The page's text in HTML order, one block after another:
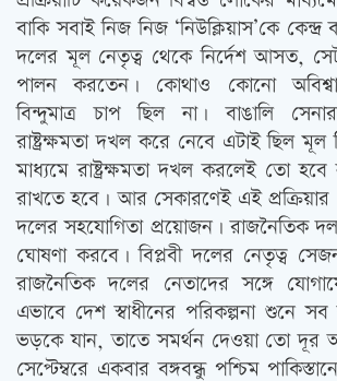
বাকি সবাই নিজ নিজ ‘নিউক্লিয়াস’কে
দলের মূল নেতৃত্ব থেকে নির্দেশ আসত,
পালন করতেন। কোথাও কোনো
বিন্দুমাত্র চাপ ছিল না। বাঙালি
রাষ্ট্রক্ষমতা দখল করে নেবে এটাই ছিল মূল
মাধ্যমে রাষ্ট্রক্ষমতা দখল করলেই তো হবে
রাখতে হবে। আর সেকারণেই এই
দলের সহযোগিতা প্রয়োজন। রাজনৈতিক
ঘোষণা করবে। বিপ্লবী দলের নেতৃত্ব
রাজনৈতিক দলের নেতাদের সঙ্গে
এভাবে দেশ স্বাধীনের পরিকল্পনা শুনে
ভড়কে যান, তাতে সমর্থন দেওয়া তো দূর
সেপ্টেম্বরে একবার বঙ্গবন্ধু পশ্চিম